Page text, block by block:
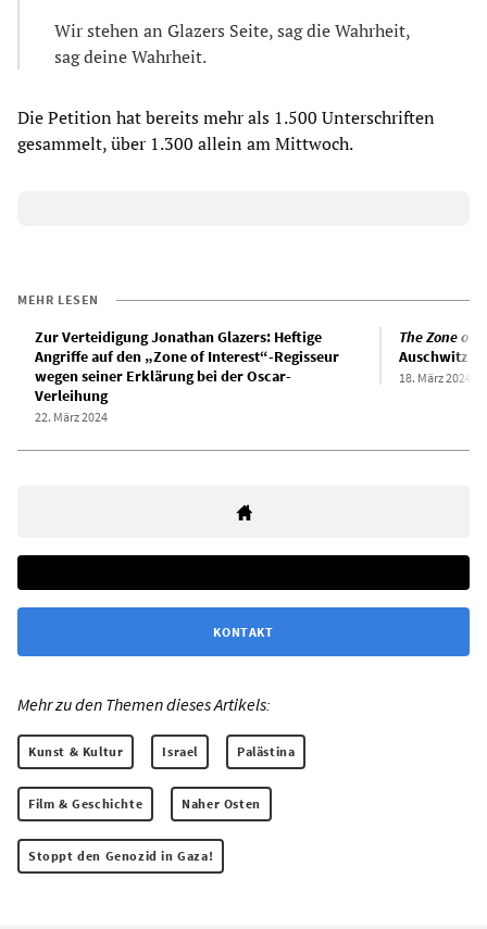
Wir stehen an Glazers Seite, sag die Wahrheit,
sag deine Wahrheit.
Die Petition hat bereits mehr als 1.500 Unterschriften
gesammelt, über 1.300 allein am Mittwoch.
MEHR LESEN
Zur Verteidigung Jonathan Glazers: Heftige
Angriffe auf den „Zone of Interest“-Regisseur
wegen seiner Erklärung bei der Oscar-
Verleihung
22. März 2024
TheZone of
Auschwitz
18. März 2024
KONTAKT
Mehr zu den Themen dieses Artikels:
Kunst & Kultur Israel Palästina
Film & Geschichte Naher Osten
Stoppt den Genozid in Gaza!